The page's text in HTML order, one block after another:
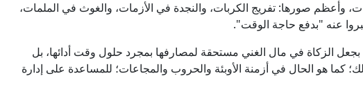
وأعظم صورها: تفريج الكربات، والنجدة في الأزمات، والغوث في الملمات،
عنه "بدفع حاجة الوقت".
الزكاة في مال الغني مستحقة لمصارفها بمجرد حلول وقت أدائها، بل
كما هو الحال في أزمنة الأوبئة والحروب والمجاعات؛ للمساعدة على إدارة